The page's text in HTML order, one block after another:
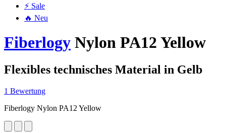
⚡ Sale
🔥 Neu
Fiberlogy Nylon PA12 Yellow
Flexibles technisches Material in Gelb
1 Bewertung
Fiberlogy Nylon PA12 Yellow